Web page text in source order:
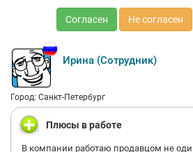
Согласен Не согласен
Ирина (Сотрудник)
Город: Санкт-Петербург
Плюсы в работе
В компании работаю продавцом не